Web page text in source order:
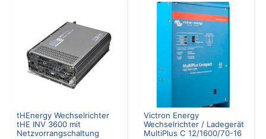
tHEnergy Wechselrichter
tHE INV 3600 mit
Netzvorrangschaltung
Victron Energy
Wechselrichter / Ladegerät
MultiPlus C 12/1600/70-16